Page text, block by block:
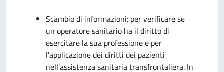
Scambio di informazioni: per verificare se
un operatore sanitario ha il diritto di
esercitare la sua professione e per
l'applicazione dei diritti dei pazienti
nell'assistenza sanitaria transfrontaliera. In